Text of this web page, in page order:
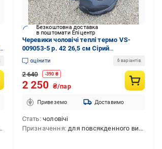
Безкоштовна доставка
в поштомати Епіцентр
Черевики чоловічі теплі термо VS-
009053-5 p. 42 26,5 см Сірий
(118077856)
оцінити 6 варіантів
2 640 -390 ₴
2 250 ₴/пар
Привеземо Доставимо
Стать чоловічі
Призначення для повсякденного використання